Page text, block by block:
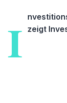
I zeigt